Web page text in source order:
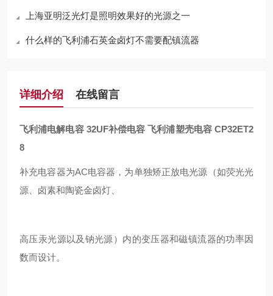
上海亚明泛光灯是照明效果好的光源之一
什么样的飞利浦石英金卤灯不需要配镇流器
详细介绍 在线留言
飞利浦电解电容 32UF补偿电容 飞利浦塑壳电容 CP32ET2
8
补充电容器为AC电容器，为单独矫正放电光源（如荧光光
源、卤素和陶瓷金卤灯、
高压汞光源以及钠光源）内的变压器和磁镇流器的功率因
数而设计。